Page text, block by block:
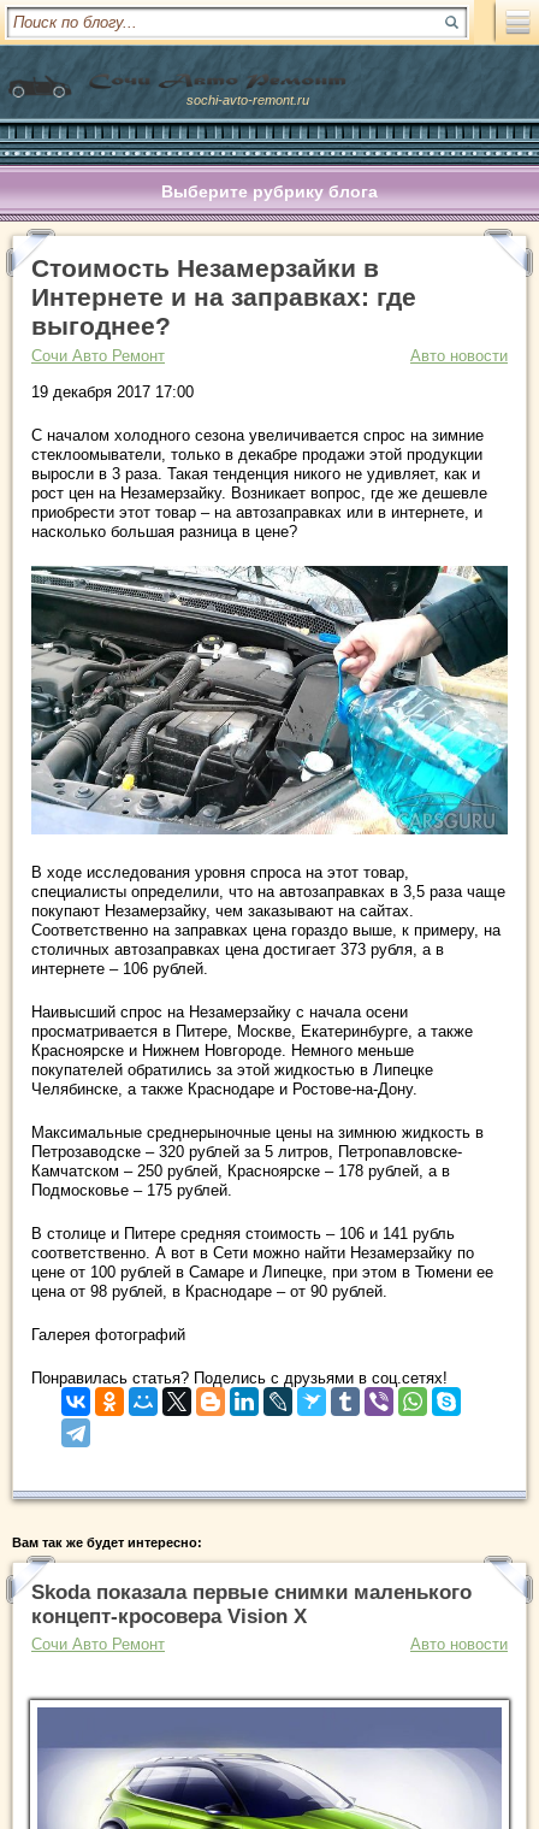
sochi-avto-remont.ru
Выберите рубрику блога
Стоимость Незамерзайки в
Интернете и на заправках: где
выгоднее?
Сочи Авто Ремонт
Авто новости
19 декабря 2017 17:00
С началом холодного сезона увеличивается спрос на зимние
стеклоомыватели, только в декабре продажи этой продукции
выросли в 3 раза. Такая тенденция никого не удивляет, как и
рост цен на Незамерзайку. Возникает вопрос, где же дешевле
приобрести этот товар – на автозаправках или в интернете, и
насколько большая разница в цене?
В ходе исследования уровня спроса на этот товар,
специалисты определили, что на автозаправках в 3,5 раза чаще
покупают Незамерзайку, чем заказывают на сайтах.
Соответственно на заправках цена гораздо выше, к примеру, на
столичных автозаправках цена достигает 373 рубля, а в
интернете – 106 рублей.
Наивысший спрос на Незамерзайку с начала осени
просматривается в Питере, Москве, Екатеринбурге, а также
Красноярске и Нижнем Новгороде. Немного меньше
покупателей обратились за этой жидкостью в Липецке
Челябинске, а также Краснодаре и Ростове-на-Дону.
Максимальные среднерыночные цены на зимнюю жидкость в
Петрозаводске – 320 рублей за 5 литров, Петропавловске-
Камчатском – 250 рублей, Красноярске – 178 рублей, а в
Подмосковье – 175 рублей.
В столице и Питере средняя стоимость – 106 и 141 рубль
соответственно. А вот в Сети можно найти Незамерзайку по
цене от 100 рублей в Самаре и Липецке, при этом в Тюмени ее
цена от 98 рублей, в Краснодаре – от 90 рублей.
Галерея фотографий
Понравилась статья? Поделись с друзьями в соц.сетях!
Вам так же будет интересно:
Skoda показала первые снимки маленького
концепт-кросовера Vision X
Сочи Авто Ремонт Авто новости